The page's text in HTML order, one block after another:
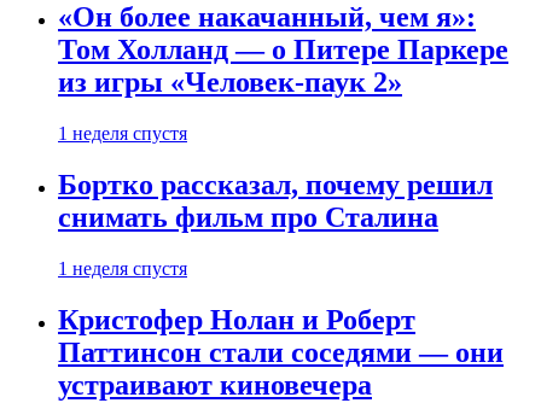
«Он более накачанный, чем я»:
Том Холланд — о Питере Паркере
из игры «Человек-паук 2»
1 неделя спустя
Бортко рассказал, почему решил
снимать фильм про Сталина
1 неделя спустя
Кристофер Нолан и Роберт
Паттинсон стали соседями — они
устраивают киновечера